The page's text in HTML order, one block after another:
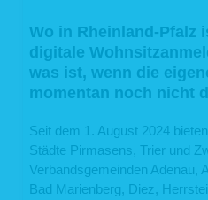
Wo in Rheinland-Pfalz
digitale
was ist, wenn die
momentan noch nicht
Seit dem 1. August 2024
Städte Pirmasens, Trier und
Verbandsgemeinden Adenau,
Bad Marienberg, Diez,